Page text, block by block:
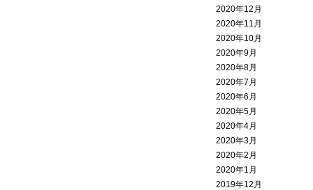
2020年12月
2020年11月
2020年10月
2020年9月
2020年8月
2020年7月
2020年6月
2020年5月
2020年4月
2020年3月
2020年2月
2020年1月
2019年12月